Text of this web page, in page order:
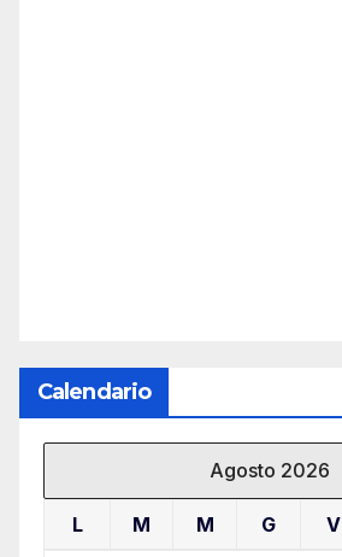
Calendario
Agosto 2026
L M M G V